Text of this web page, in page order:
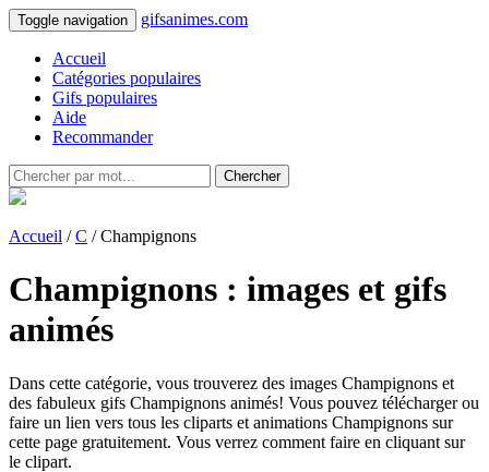
Toggle navigation gifsanimes.com
Accueil
Catégories populaires
Gifs populaires
Aide
Recommander
Chercher
Accueil /C / Champignons
Champignons : images et gifs
animés
Dans cette catégorie, vous trouverez des images Champignons et
des fabuleux gifs Champignons animés! Vous pouvez télécharger ou
faire un lien vers tous les cliparts et animations Champignons sur
cette page gratuitement. Vous verrez comment faire en cliquant sur
le clipart.